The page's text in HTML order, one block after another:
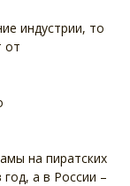
индустрии, то
от
на пиратских
а в России –